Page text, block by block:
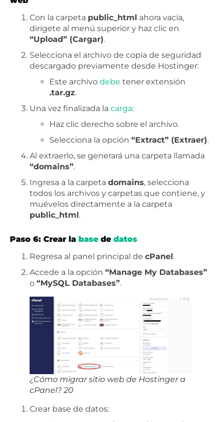
Con la carpeta public_html ahora vacía,
dirígete al menú superior y haz clic en
“Upload” (Cargar).
Selecciona el archivo de copia de seguridad
descargado previamente desde Hostinger:
Este archivo debe tener extensión
.tar.gz.
Una vez finalizada la carga:
Haz clic derecho sobre el archivo.
Selecciona la opción “Extract” (Extraer).
Al extraerlo, se generará una carpeta llamada
“domains”.
Ingresa a la carpeta domains, selecciona
todos los archivos y carpetas que contiene, y
muévelos directamente a la carpeta
public_html .
Paso 6: Crear la base de datos
Regresa al panel principal de cPanel .
Accede a la opción “Manage My Databases”
o “MySQL Databases”.
¿Cómo migrar sitio web de Hostinger a
cPanel? 20
Crear base de datos: